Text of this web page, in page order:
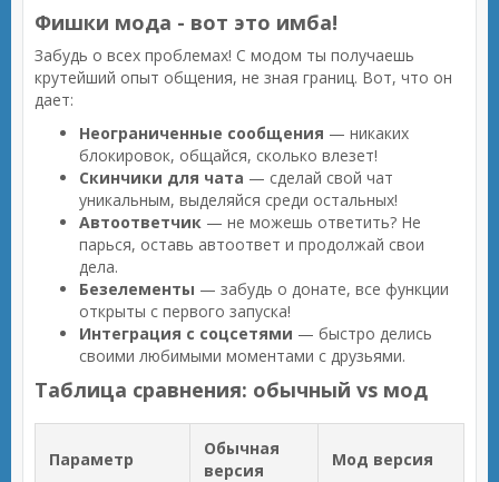
Фишки мода - вот это имба!
Забудь о всех проблемах! С модом ты получаешь
крутейший опыт общения, не зная границ. Вот, что он
дает:
Неограниченные сообщения — никаких
блокировок, общайся, сколько влезет!
Скинчики для чата — сделай свой чат
уникальным, выделяйся среди остальных!
Автоответчик — не можешь ответить? Не
парься, оставь автоответ и продолжай свои
дела.
Безелементы — забудь о донате, все функции
открыты с первого запуска!
Интеграция с соцсетями — быстро делись
своими любимыми моментами с друзьями.
Таблица сравнения: обычный vs мод
Параметр
Обычная
версия
Мод версия